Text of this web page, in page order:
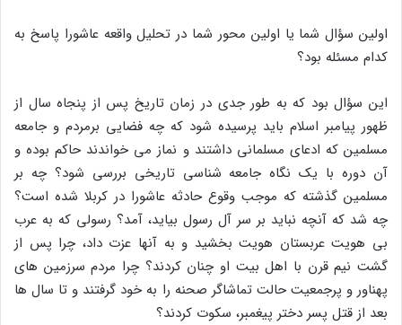
اولین سؤال شما یا اولین محور شما در تحلیل واقعه عاشورا پاسخ به
کدام مسئله بود؟
این سؤال بود که به طور جدی در زمان تاریخ پس از پنجاه سال از
ظهور پیامبر اسلام باید پرسیده شود که چه فضایی برمردم و جامعه
مسلمین که ادعای مسلمانی داشتند و نماز می خواندند حاکم بوده و
آن دوره با یک نگاه جامعه شناسی تاریخی بررسی شود؟ چه بر
مسلمین گذشته که موجب وقوع حادثه عاشورا در کربلا شده است؟
چه شد که آنچه نباید بر سر آل رسول بیاید، آمد؟ رسولی که به عرب
بی هویت عربستان هویت بخشید و به آنها عزت داد، چرا پس از
گشت نیم قرن با اهل بیت او چنان کردند؟ چرا مردم سرزمین های
پهناور و پرجمعیت حالت تماشاگر صحنه را به خود گرفتند و تا سال ها
بعد از قتل پسر دختر پیغمبر، سکوت کردند؟